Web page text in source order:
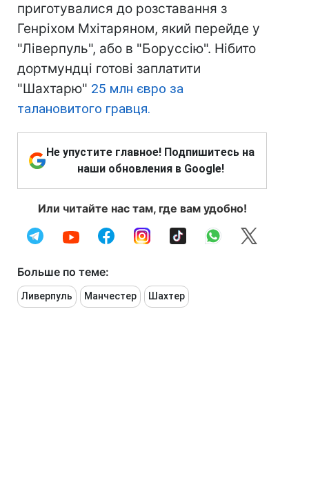
приготувалися до розставання з
Генріхом Мхітаряном, який перейде у
"Ліверпуль", або в "Боруссію". Нібито
дортмундці готові заплатити
"Шахтарю" 25 млн євро за
талановитого гравця.
Не упустите главное! Подпишитесь на
наши обновления в Google!
Или читайте нас там, где вам удобно!
Больше по теме:
Ливерпуль Манчестер Шахтер